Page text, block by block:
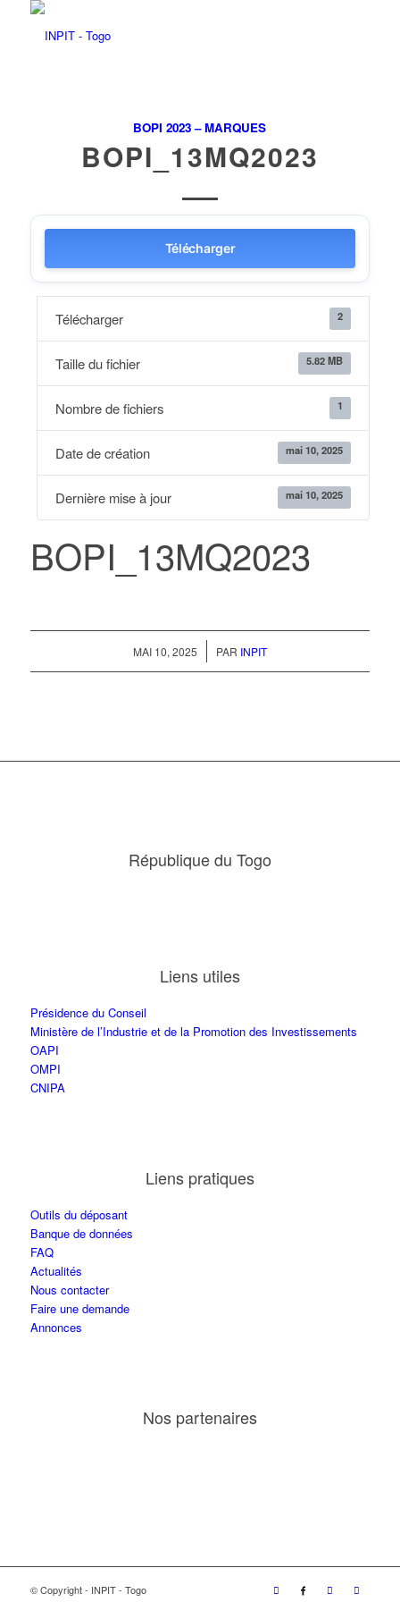
BOPI 2023 – MARQUES
BOPI_13MQ2023
Télécharger
Télécharger 2
Taille du fichier 5.82 MB
Nombre de fichiers 1
Date de création mai 10, 2025
Dernière mise à jour mai 10, 2025
BOPI_13MQ2023
MAI 10, 2025
/ PAR INPIT
République du Togo
Liens utiles
Présidence du Conseil
Ministère de l’Industrie et de la Promotion des Investissements
OAPI
OMPI
CNIPA
Liens pratiques
Outils du déposant
Banque de données
FAQ
Actualités
Nous contacter
Faire une demande
Annonces
Nos partenaires
© Copyright - INPIT - Togo